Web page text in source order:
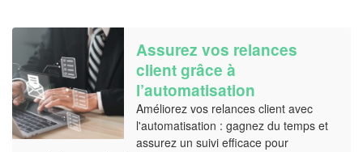
Assurez vos relances
client grâce à
l’automatisation
Améliorez vos relances client avec
l'automatisation : gagnez du temps et
assurez un suivi efficace pour